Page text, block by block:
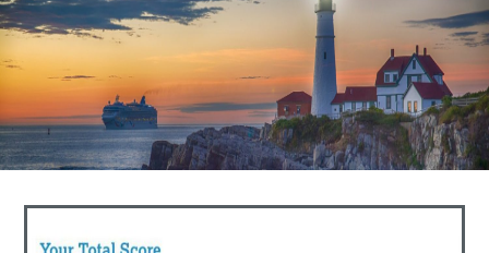
へ
ス
キ
ッ
プ